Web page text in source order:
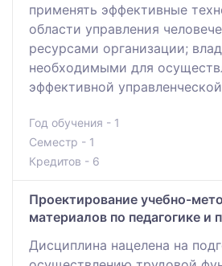
применять эффективные
области управления
ресурсами организации;
необходимыми для
эффективной
Год обучения - 1
Семестр - 1
Кредитов - 6
Проектирование учебно-
материалов по педагогике и
Дисциплина нацелена на